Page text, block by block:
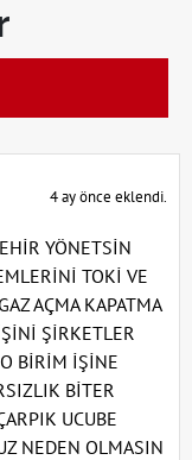
4 ay önce eklendi.
YÖNETSİN
TOKİ VE
AÇMA KAPATMA
ŞİRKETLER
O BİRİM İŞİNE
BİTER
UCUBE
NEDEN OLMASIN